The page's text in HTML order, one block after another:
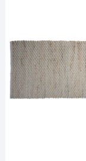
Asesor
En línea ·
Llamar (cerrado)